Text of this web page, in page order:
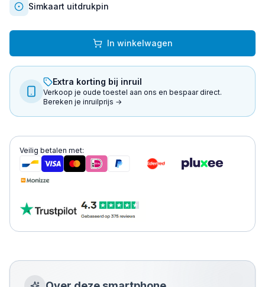
Simkaart uitdrukpin
In winkelwagen
Extra korting bij inruil
Verkoop je oude toestel aan ons en bespaar direct.
Bereken je inruilprijs →
Veilig betalen met: